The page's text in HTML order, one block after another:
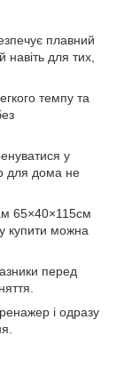
плавний
навіть для тих,
темпу та
у
для дома не
65×40×115см
купити можна
перед
і одразу